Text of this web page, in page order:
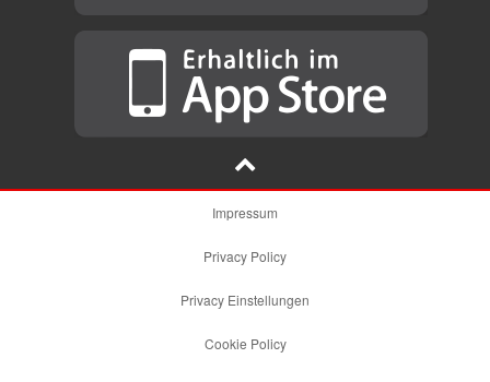
Impressum
Privacy Policy
Privacy Einstellungen
Cookie Policy